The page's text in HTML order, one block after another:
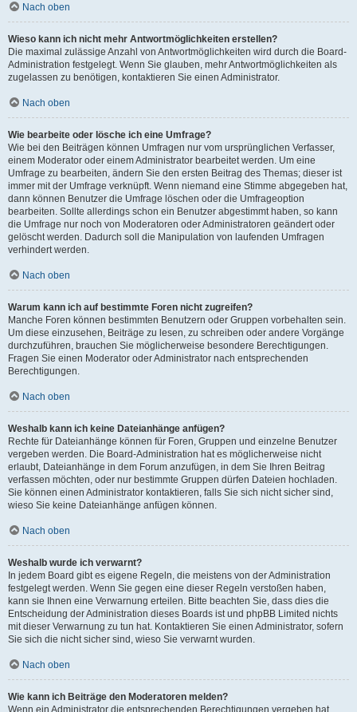
Nach oben
Wieso kann ich nicht mehr Antwortmöglichkeiten erstellen?
Die maximal zulässige Anzahl von Antwortmöglichkeiten wird durch die Board-
Administration festgelegt. Wenn Sie glauben, mehr Antwortmöglichkeiten als
zugelassen zu benötigen, kontaktieren Sie einen Administrator.
Nach oben
Wie bearbeite oder lösche ich eine Umfrage?
Wie bei den Beiträgen können Umfragen nur vom ursprünglichen Verfasser,
einem Moderator oder einem Administrator bearbeitet werden. Um eine
Umfrage zu bearbeiten, ändern Sie den ersten Beitrag des Themas; dieser ist
immer mit der Umfrage verknüpft. Wenn niemand eine Stimme abgegeben hat,
dann können Benutzer die Umfrage löschen oder die Umfrageoption
bearbeiten. Sollte allerdings schon ein Benutzer abgestimmt haben, so kann
die Umfrage nur noch von Moderatoren oder Administratoren geändert oder
gelöscht werden. Dadurch soll die Manipulation von laufenden Umfragen
verhindert werden.
Nach oben
Warum kann ich auf bestimmte Foren nicht zugreifen?
Manche Foren können bestimmten Benutzern oder Gruppen vorbehalten sein.
Um diese einzusehen, Beiträge zu lesen, zu schreiben oder andere Vorgänge
durchzuführen, brauchen Sie möglicherweise besondere Berechtigungen.
Fragen Sie einen Moderator oder Administrator nach entsprechenden
Berechtigungen.
Nach oben
Weshalb kann ich keine Dateianhänge anfügen?
Rechte für Dateianhänge können für Foren, Gruppen und einzelne Benutzer
vergeben werden. Die Board-Administration hat es möglicherweise nicht
erlaubt, Dateianhänge in dem Forum anzufügen, in dem Sie Ihren Beitrag
verfassen möchten, oder nur bestimmte Gruppen dürfen Dateien hochladen.
Sie können einen Administrator kontaktieren, falls Sie sich nicht sicher sind,
wieso Sie keine Dateianhänge anfügen können.
Nach oben
Weshalb wurde ich verwarnt?
In jedem Board gibt es eigene Regeln, die meistens von der Administration
festgelegt werden. Wenn Sie gegen eine dieser Regeln verstoßen haben,
kann sie Ihnen eine Verwarnung erteilen. Bitte beachten Sie, dass dies die
Entscheidung der Administration dieses Boards ist und phpBB Limited nichts
mit dieser Verwarnung zu tun hat. Kontaktieren Sie einen Administrator, sofern
Sie sich die nicht sicher sind, wieso Sie verwarnt wurden.
Nach oben
Wie kann ich Beiträge den Moderatoren melden?
Wenn ein Administrator die entsprechenden Berechtigungen vergeben hat,